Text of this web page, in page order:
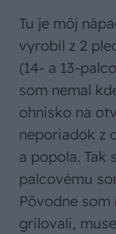
Tu je môj
vyrobil z 2
(14- a 13-
som nemal
ohnisko na
neporiadok z
a popola. Tak
palcovému
Pôvodne som
grilovali,